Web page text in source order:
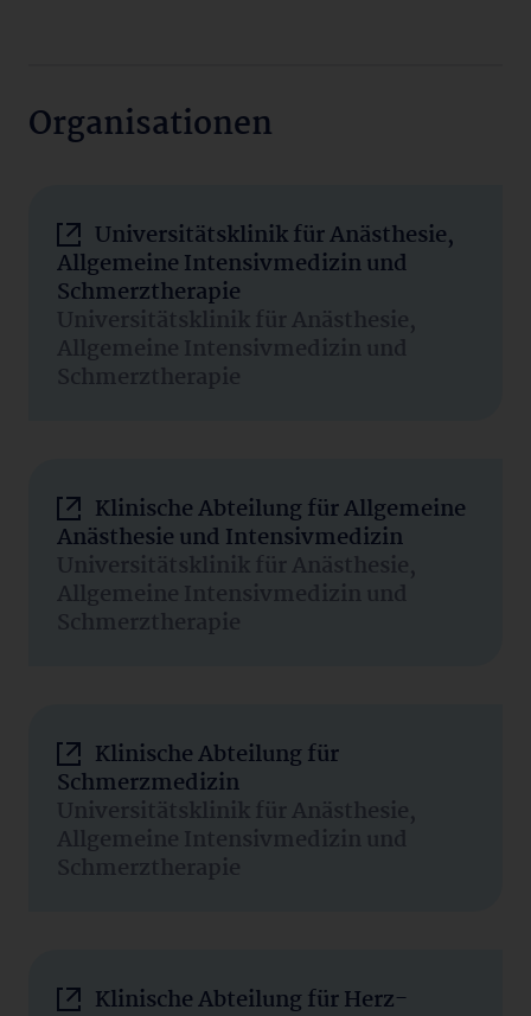
Organisationen
Universitätsklinik für Anästhesie,
Allgemeine Intensivmedizin und
Schmerztherapie
Universitätsklinik für Anästhesie,
Allgemeine Intensivmedizin und
Schmerztherapie
Klinische Abteilung für Allgemeine
Anästhesie und Intensivmedizin
Universitätsklinik für Anästhesie,
Allgemeine Intensivmedizin und
Schmerztherapie
Klinische Abteilung für
Schmerzmedizin
Universitätsklinik für Anästhesie,
Allgemeine Intensivmedizin und
Schmerztherapie
Klinische Abteilung für Herz-